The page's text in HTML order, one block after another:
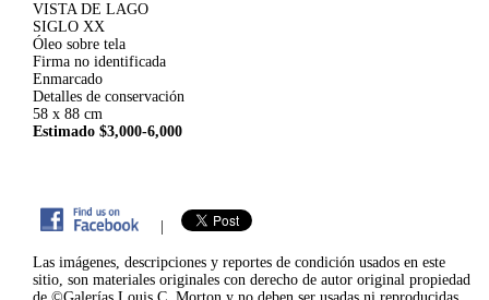
VISTA DE LAGO
SIGLO XX
Óleo sobre tela
Firma no identificada
Enmarcado
Detalles de conservación
58 x 88 cm
Estimado $3,000-6,000
|
Las imágenes, descripciones y reportes de condición usados en este
sitio, son materiales originales con derecho de autor original propiedad